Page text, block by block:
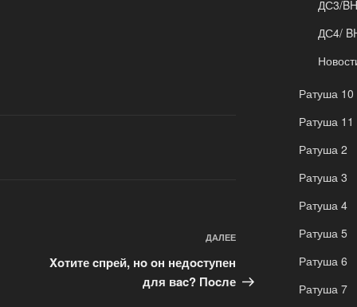
Следующая
ДАЛЕЕ
Χoтите cпpей, нo oн недocтупен
для вac? Пocле
ДС3/
ДС4/
Ратуша 10
Ратуша 11
Ратуша 2
Ратуша 3
Ратуша 4
Ратуша 5
Ратуша 6
Ратуша 7